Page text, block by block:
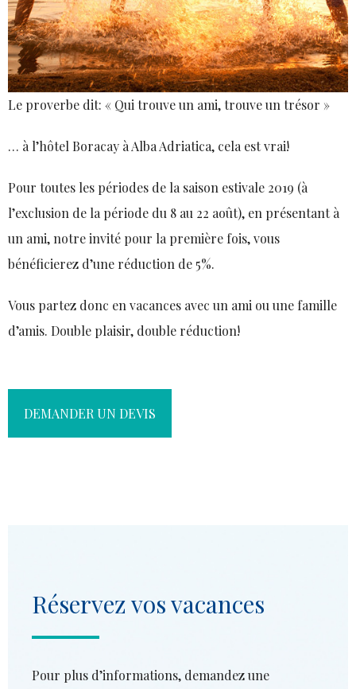
Le proverbe dit: « Qui trouve un ami, trouve un trésor »
… à l’hôtel Boracay à Alba Adriatica, cela est vrai!
Pour toutes les périodes de la saison estivale 2019 (à
l’exclusion de la période du 8 au 22 août), en présentant à
un ami, notre invité pour la première fois, vous
bénéficierez d’une réduction de 5%.
Vous partez donc en vacances avec un ami ou une famille
d’amis. Double plaisir, double réduction!
DEMANDER UN DEVIS
Réservez vos vacances
Pour plus d’informations, demandez une